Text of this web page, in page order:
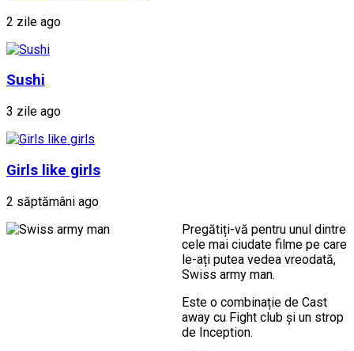
2 zile ago
Sushi
3 zile ago
Girls like girls
2 săptămâni ago
Pregătiți-vă pentru unul dintre
cele mai ciudate filme pe care
le-ați putea vedea vreodată,
Swiss army man.
Este o combinație de Cast
away cu Fight club și un strop
de Inception.